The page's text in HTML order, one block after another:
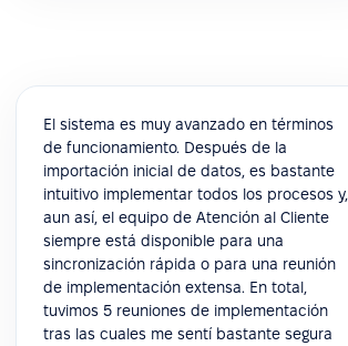
El sistema es muy avanzado en términos
de funcionamiento. Después de la
importación inicial de datos, es bastante
intuitivo implementar todos los procesos y,
aun así, el equipo de Atención al Cliente
siempre está disponible para una
sincronización rápida o para una reunión
de implementación extensa. En total,
tuvimos 5 reuniones de implementación
tras las cuales me sentí bastante segura